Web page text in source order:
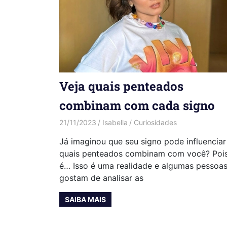
Veja quais penteados
combinam com cada signo
21/11/2023 Isabella Curiosidades
Já imaginou que seu signo pode influenciar
quais penteados combinam com você?
é… Isso é uma realidade e algumas pessoas
gostam de analisar as
SAIBA MAIS